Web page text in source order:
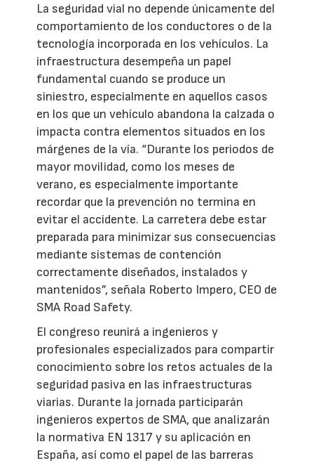
La seguridad vial no depende únicamente del
comportamiento de los conductores o de la
tecnología incorporada en los vehículos. La
infraestructura desempeña un papel
fundamental cuando se produce un
siniestro, especialmente en aquellos casos
en los que un vehículo abandona la calzada o
impacta contra elementos situados en los
márgenes de la vía. “Durante los periodos de
mayor movilidad, como los meses de
verano, es especialmente importante
recordar que la prevención no termina en
evitar el accidente. La carretera debe estar
preparada para minimizar sus consecuencias
mediante sistemas de contención
correctamente diseñados, instalados y
mantenidos”, señala Roberto Impero, CEO de
SMA Road Safety.
El congreso reunirá a ingenieros y
profesionales especializados para compartir
conocimiento sobre los retos actuales de la
seguridad pasiva en las infraestructuras
viarias. Durante la jornada participarán
ingenieros expertos de SMA, que analizarán
la normativa EN 1317 y su aplicación en
España, así como el papel de las barreras